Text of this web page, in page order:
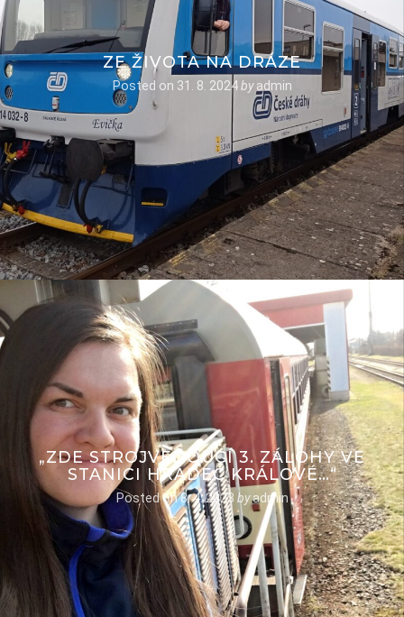
ZE ŽIVOTA NA DRÁZE
Posted on 31. 8. 2024byadmin
„ZDE STROJVEDOUCÍ 3. ZÁLOHY VE
STANICI HRADEC KRÁLOVÉ…“
Posted on8. 4. 2023 byadmin